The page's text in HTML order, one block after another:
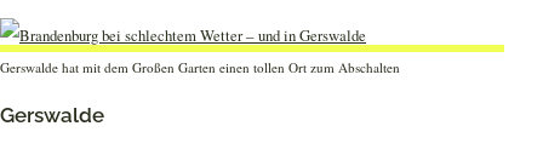
Gerswalde hat mit dem Großen Garten einen tollen Ort zum Abschalten
Gerswalde